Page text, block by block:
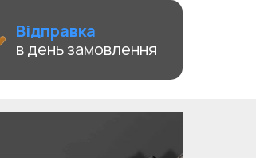
Відправка
в день замовлення